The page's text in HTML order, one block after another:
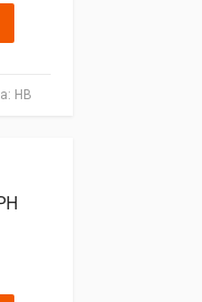
HB